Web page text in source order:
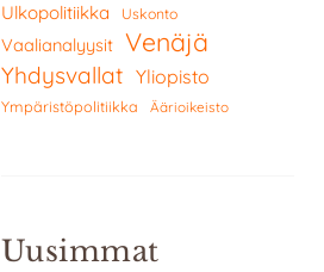
Ulkopolitiikka Uskonto
Vaalianalyysit Venäjä
Yhdysvallat Yliopisto
Ympäristöpolitiikka Äärioikeisto
Uusimmat